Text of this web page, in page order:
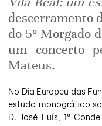
descerramento
do 5º Morgado
um concerto
Mateus.
No Dia Europeu das
estudo monográfico
D. José Luís, 1º